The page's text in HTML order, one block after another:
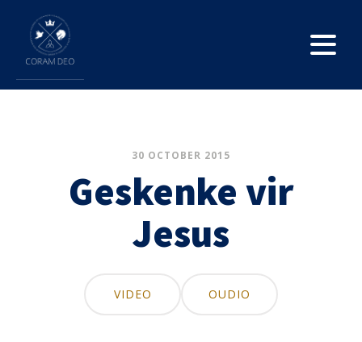
30 OCTOBER 2015
Geskenke vir
Jesus
VIDEO OUDIO